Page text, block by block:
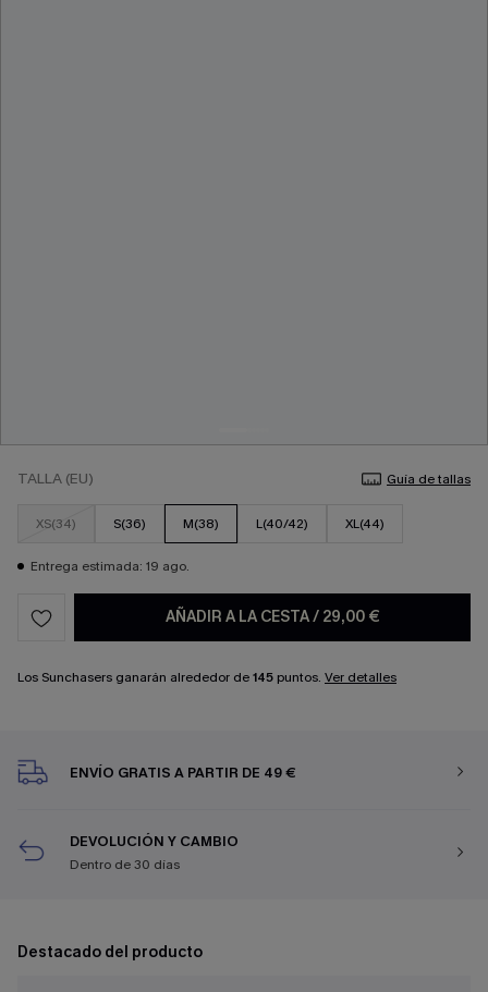
TALLA (EU) Guía de tallas
XS(34) S(36) M(38) L(40/42) XL(44)
Entrega estimada: 19 ago.
AÑADIR A LA CESTA/ 29,00 €
Los Sunchasers ganarán alrededor de145 puntos. Ver detalles
ENVÍO GRATIS A PARTIR DE 49 €
DEVOLUCIÓN Y CAMBIO
Dentro de 30 días
Destacado del producto